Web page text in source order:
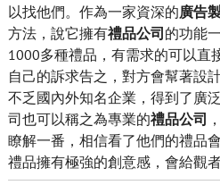
以找他們。作為一家資深的廣告
方法，說它擁有禮品公司的功能
1000多種禮品，有需求的可以直
自己的訴求告之，對方會幫著設
不乏國內外知名企業，得到了廣
司也可以稱之為專業的禮品公司
瞭解一番，相信看了他們的禮品
禮品擁有極強的創意感，會給觀